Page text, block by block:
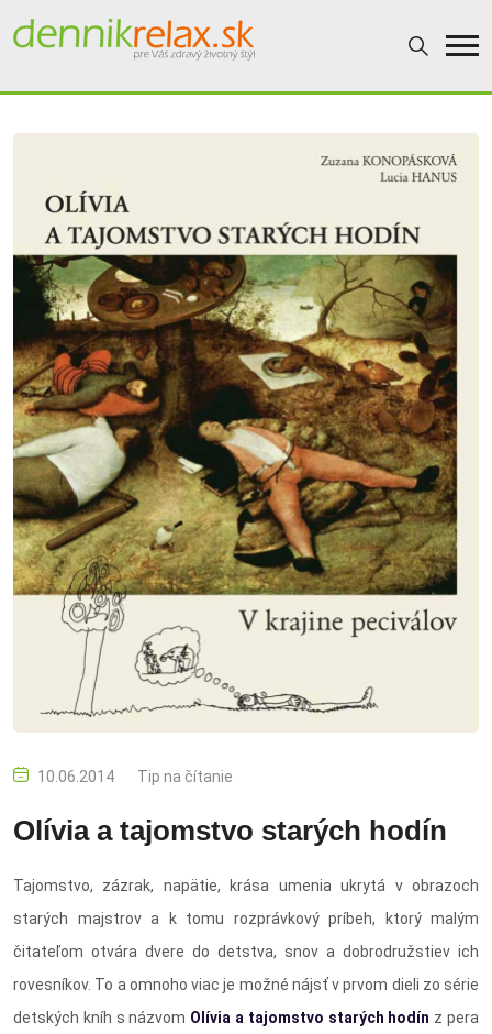
10.06.2014 Tip na čítanie
Olívia a tajomstvo starých hodín
Tajomstvo, zázrak, napätie, krása umenia ukrytá v obrazoch
starých majstrov a k tomu rozprávkový príbeh, ktorý malým
čitateľom otvára dvere do detstva, snov a dobrodružstiev ich
rovesníkov. To a omnoho viac je možné nájsť v prvom dieli zo série
detských kníh s názvom Olívia a tajomstvo starých hodín z pera